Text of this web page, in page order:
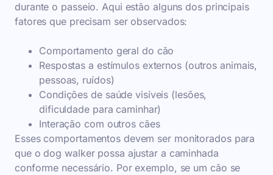
durante o passeio. Aqui estão alguns dos principais
fatores que precisam ser observados:
Comportamento geral do cão
Respostas a estímulos externos (outros animais,
pessoas, ruídos)
Condições de saúde visíveis (lesões,
dificuldade para caminhar)
Interação com outros cães
Esses comportamentos devem ser monitorados para
que o dog walker possa ajustar a caminhada
conforme necessário. Por exemplo, se um cão se